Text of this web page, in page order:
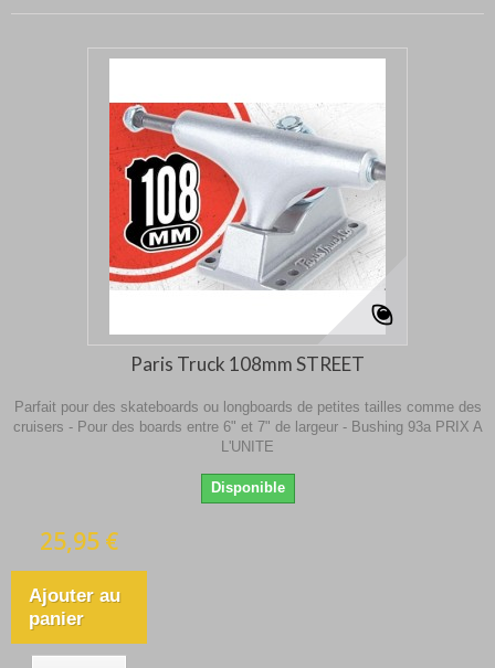
Paris Truck 108mm STREET
Parfait pour des skateboards ou longboards de petites tailles comme des
cruisers - Pour des boards entre 6" et 7" de largeur - Bushing 93a PRIX A
L'UNITE
Disponible
25,95 €
Ajouter au
panier